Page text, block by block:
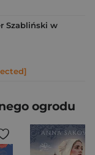
Szabliński w
ogrodu